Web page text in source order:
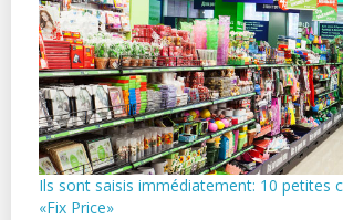
Ils sont saisis immédiatement: 10 petites
«Fix Price»